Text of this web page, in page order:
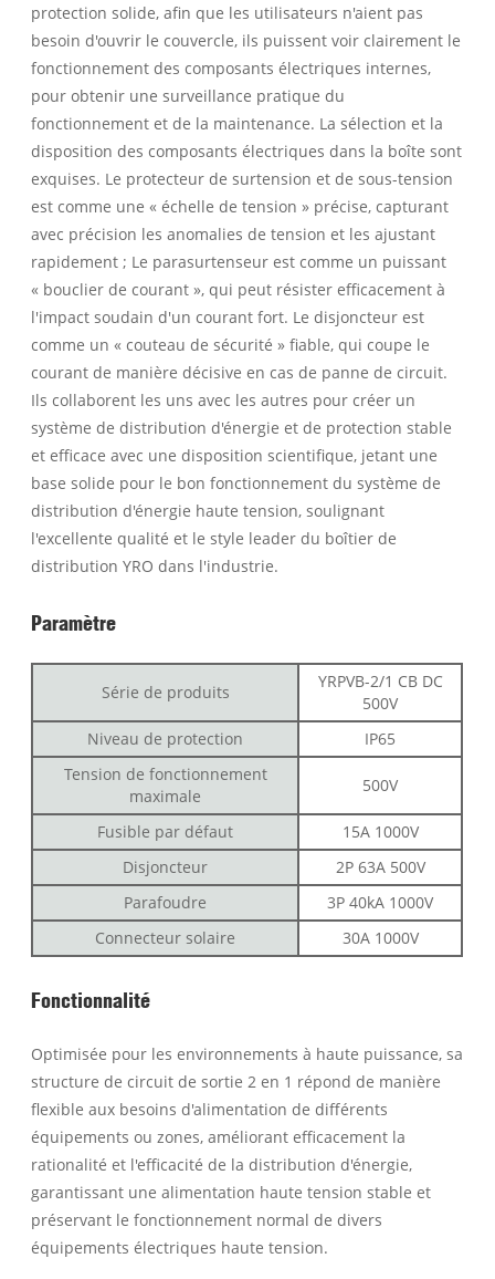
protection solide, afin que les utilisateurs n'aient pas
besoin d'ouvrir le couvercle, ils puissent voir clairement le
fonctionnement des composants électriques internes,
pour obtenir une surveillance pratique du
fonctionnement et de la maintenance. La sélection et la
disposition des composants électriques dans la boîte sont
exquises. Le protecteur de surtension et de sous-tension
est comme une « échelle de tension » précise, capturant
avec précision les anomalies de tension et les ajustant
rapidement ; Le parasurtenseur est comme un puissant
« bouclier de courant », qui peut résister efficacement à
l'impact soudain d'un courant fort. Le disjoncteur est
comme un « couteau de sécurité » fiable, qui coupe le
courant de manière décisive en cas de panne de circuit.
Ils collaborent les uns avec les autres pour créer un
système de distribution d'énergie et de protection stable
et efficace avec une disposition scientifique, jetant une
base solide pour le bon fonctionnement du système de
distribution d'énergie haute tension, soulignant
l'excellente qualité et le style leader du boîtier de
distribution YRO dans l'industrie.
Paramètre
Série de produits
YRPVB-2/1 CB DC
500V
Niveau de protection
IP65
Tension de fonctionnement
maximale
500V
Fusible par défaut
15A 1000V
Disjoncteur
2P 63A 500V
Parafoudre
3P 40kA 1000V
Connecteur solaire
30A 1000V
Fonctionnalité
Optimisée pour les environnements à haute puissance, sa
structure de circuit de sortie 2 en 1 répond de manière
flexible aux besoins d'alimentation de différents
équipements ou zones, améliorant efficacement la
rationalité et l'efficacité de la distribution d'énergie,
garantissant une alimentation haute tension stable et
préservant le fonctionnement normal de divers
équipements électriques haute tension.